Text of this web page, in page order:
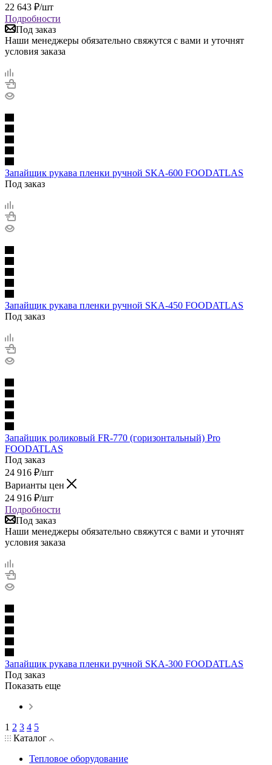
22 643 ₽/шт
Подробности
Под заказ
Наши менеджеры обязательно свяжутся с вами и уточнят
условия заказа
Запайщик рукава пленки ручной SKA-600 FOODATLAS
Под заказ
Запайщик рукава пленки ручной SKA-450 FOODATLAS
Под заказ
Запайщик роликовый FR-770 (горизонтальный) Pro
FOODATLAS
Под заказ
24 916 ₽/шт
Варианты цен
24 916 ₽/шт
Подробности
Под заказ
Наши менеджеры обязательно свяжутся с вами и уточнят
условия заказа
Запайщик рукава пленки ручной SKA-300 FOODATLAS
Под заказ
Показать еще
1 2 3 4 5
Каталог
Тепловое оборудование